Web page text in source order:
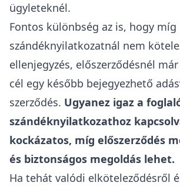
ügyleteknél.
Fontos különbség az is, hogy míg
szándéknyilatkozatnál nem
ellenjegyzés, előszerződésnél
cél egy később bejegyezhető
szerződés. Ugyanez igaz a
szándéknyilatkozathoz
kockázatos, míg előszerződés
és biztonságos megoldás lehet.
Ha tehát valódi elköteleződésről